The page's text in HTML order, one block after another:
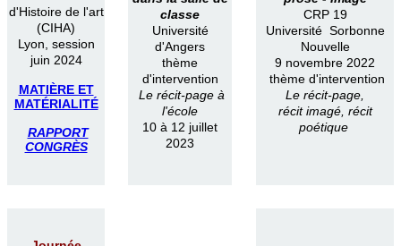
d'Histoire de l'art
(CIHA)
Lyon, session
juin 2024
MATIÈRE ET
MATÉRIALITÉ
RAPPORT
CONGRÈS
classe
Université
d'Angers
thème
d'intervention
Le récit-page à
l'école
10 à 12 juillet
2023
CRP 19
Université Sorbonne
Nouvelle
9 novembre 2022
thème d'intervention
Le récit-page,
récit imagé, récit
poétique